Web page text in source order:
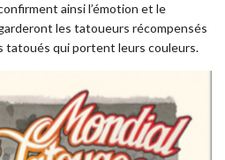
ainsi l’émotion et le
les tatoueurs récompensés
tatoués qui portent leurs couleurs.